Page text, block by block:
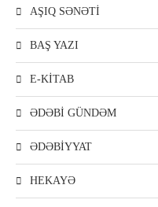
AŞIQ SƏNƏTİ
BAŞ YAZI
E-KİTAB
ƏDƏBİ GÜNDƏM
ƏDƏBİYYAT
HEKAYƏ